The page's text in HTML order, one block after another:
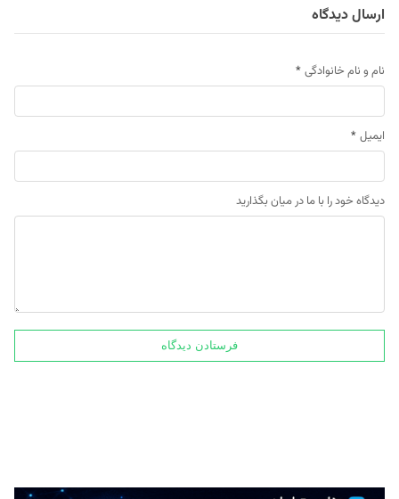
ارسال دیدگاه
نام و نام خانوادگی *
ایمیل *
دیدگاه خود را با ما در میان بگذارید